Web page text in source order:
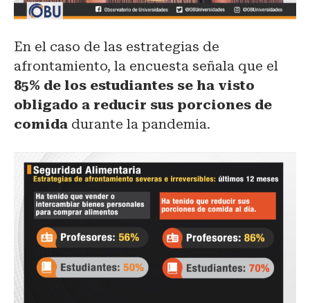
En el caso de las estrategias de
afrontamiento, la encuesta señala que el
85% de los estudiantes se ha visto
obligado a reducir sus porciones de
comida durante la pandemia.